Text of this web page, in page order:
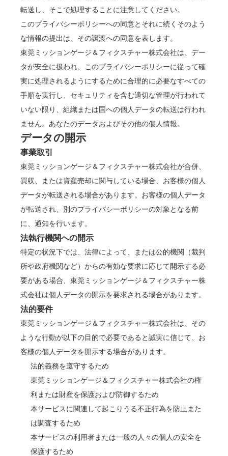
転送し、そこで処理することに注意してください。
このプライバシーポリシーへの同意とそれに続くそのよう
な情報の提出は、その譲渡への同意を表します。
東莞ミッションゲージ＆フィクスチャー株式会社は、デー
タが安全に扱われ、このプライバシーポリシーに従って確
実に処理されるようにするために合理的に必要なすべての
手順を実行し、セキュリティを含む適切な管理が行われて
いない限り、組織または国への個人データの転送は行われ
ません。あなたのデータおよびその他の個人情報。
データの開示
事業取引
東莞ミッションゲージ＆フィクスチャー株式会社が合併、
買収、または資産売却に関与している場合、お客様の個人
データが転送される場合があります。お客様の個人データ
が転送され、別のプライバシーポリシーの対象となる前
に、通知を行います。
法執行機関への開示
特定の状況下では、法律によって、または公的機関（裁判
所や政府機関など）からの有効な要求に応じて開示する必
要がある場合、東莞ミッションゲージ＆フィクスチャー株
式会社は個人データの開示を要求される場合があります。
法的要件
東莞ミッションゲージ＆フィクスチャー株式会社は、その
ような行動が以下の目的で必要であると誠実に信じて、お
客様の個人データを開示する場合があります。
法的義務を遵守するため
東莞ミッションゲージ＆フィクスチャー株式会社の権
利または財産を保護および防御するため
本サービスに関連して起こりうる不正行為を防止また
は調査するため
本サービスの利用者または一般の人々の個人の安全を
保護するため